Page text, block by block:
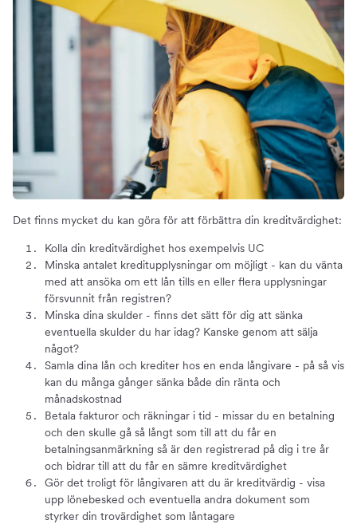
Det finns mycket du kan göra för att förbättra din kreditvärdighet:
Kolla din kreditvärdighet hos exempelvis UC
Minska antalet kreditupplysningar om möjligt - kan du vänta
med att ansöka om ett lån tills en eller flera upplysningar
försvunnit från registren?
Minska dina skulder - finns det sätt för dig att sänka
eventuella skulder du har idag? Kanske genom att sälja
något?
Samla dina lån och krediter hos en enda långivare - på så vis
kan du många gånger sänka både din ränta och
månadskostnad
Betala fakturor och räkningar i tid - missar du en betalning
och den skulle gå så långt som till att du får en
betalningsanmärkning så är den registrerad på dig i tre år
och bidrar till att du får en sämre kreditvärdighet
Gör det troligt för långivaren att du är kreditvärdig - visa
upp lönebesked och eventuella andra dokument som
styrker din trovärdighet som låntagare